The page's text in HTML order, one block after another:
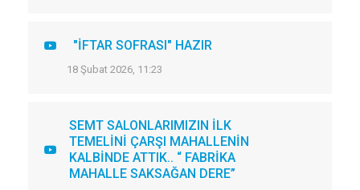
"İFTAR SOFRASI" HAZIR
18 Şubat 2026, 11:23
SEMT SALONLARIMIZIN İLK
TEMELİNİ ÇARŞI MAHALLENİN
KALBİNDE ATTIK.. “ FABRİKA
MAHALLE SAKSAĞAN DERE”